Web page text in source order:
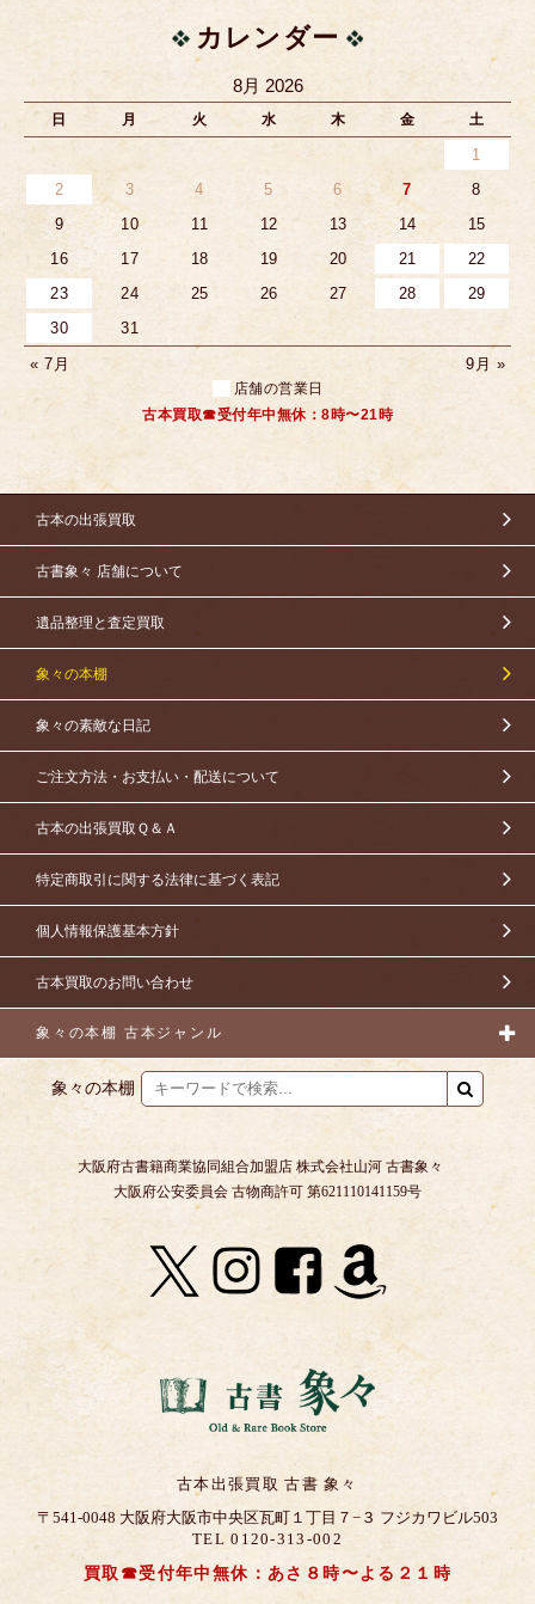
カレンダー
8月 2026
日 月 火 水 木 金 土
1
2
3 4 5 6 7
8
9
10 11 12 13 14
15
16
17 18 19 20 21
22
23
24 25 26 27 28
29
30
31
« 7月
9月 »
店舗の営業日
古本買取☎受付年中無休：8時〜21時
古本の出張買取
古書象々 店舗について
遺品整理と査定買取
象々の本棚
象々の素敵な日記
ご注文方法・お支払い・配送について
古本の出張買取Ｑ＆Ａ
特定商取引に関する法律に基づく表記
個人情報保護基本方針
古本買取のお問い合わせ
象々の本棚 古本ジャンル
象々の本棚
大阪府古書籍商業協同組合加盟店 株式会社山河 古書象々
大阪府公安委員会 古物商許可 第621110141159号
古本出張買取 古書 象々
〒541-0048 大阪府大阪市中央区瓦町１丁目７−３ フジカワビル503
TEL 0120-313-002
買取☎受付年中無休：あさ８時〜よる２１時